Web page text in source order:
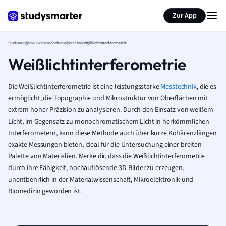
Zur App
StudiumIngenieurwissenschaftenMesstechnikWeißlichtinterferometrie
Weißlichtinterferometrie
Die Weißlichtinterferometrie ist eine leistungsstarkeMesstechnik, die es
ermöglicht, die Topographie und Mikrostruktur von Oberflächen mit
extrem hoher Präzision zu analysieren. Durch den Einsatz von weißem
Licht, im Gegensatz zu monochromatischem Licht in herkömmlichen
Interferometern, kann diese Methode auch über kurze Kohärenzlängen
exakte Messungen bieten, ideal für die Untersuchung einer breiten
Palette von Materialien. Merke dir, dass die Weißlichtinterferometrie
durch ihre Fähigkeit, hochauflösende 3D-Bilder zu erzeugen,
unentbehrlich in der Materialwissenschaft, Mikroelektronik und
Biomedizin geworden ist.